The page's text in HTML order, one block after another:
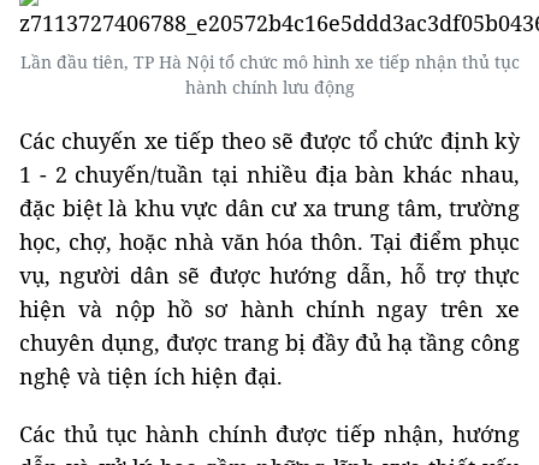
Lần đầu tiên, TP Hà Nội tổ chức mô hình xe tiếp nhận thủ tục
hành chính lưu động
Các chuyến xe tiếp theo sẽ được tổ chức định kỳ
1 - 2 chuyến/tuần tại nhiều địa bàn khác nhau,
đặc biệt là khu vực dân cư xa trung tâm, trường
học, chợ, hoặc nhà văn hóa thôn. Tại điểm phục
vụ, người dân sẽ được hướng dẫn, hỗ trợ thực
hiện và nộp hồ sơ hành chính ngay trên xe
chuyên dụng, được trang bị đầy đủ hạ tầng công
nghệ và tiện ích hiện đại.
Các thủ tục hành chính được tiếp nhận, hướng